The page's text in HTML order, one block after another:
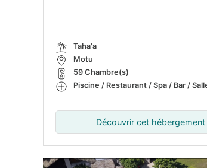
Taha'a
Motu
59 Chambre(s)
Piscine / Restaurant / Spa / Bar /
Découvrir cet hébergement